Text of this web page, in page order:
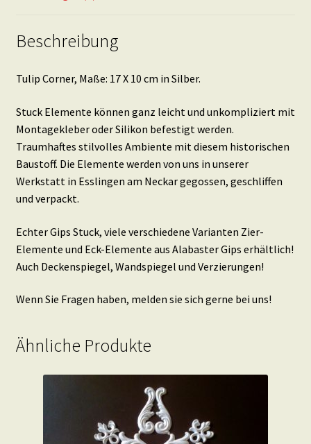
Beschreibung
Tulip Corner, Maße: 17 X 10 cm in Silber.
Stuck Elemente können ganz leicht und unkompliziert mit
Montagekleber oder Silikon befestigt werden.
Traumhaftes stilvolles Ambiente mit diesem historischen
Baustoff. Die Elemente werden von uns in unserer
Werkstatt in Esslingen am Neckar gegossen, geschliffen
und verpackt.
Echter Gips Stuck, viele verschiedene Varianten Zier-
Elemente und Eck-Elemente aus Alabaster Gips erhältlich!
Auch Deckenspiegel, Wandspiegel und Verzierungen!
Wenn Sie Fragen haben, melden sie sich gerne bei uns!
Ähnliche Produkte